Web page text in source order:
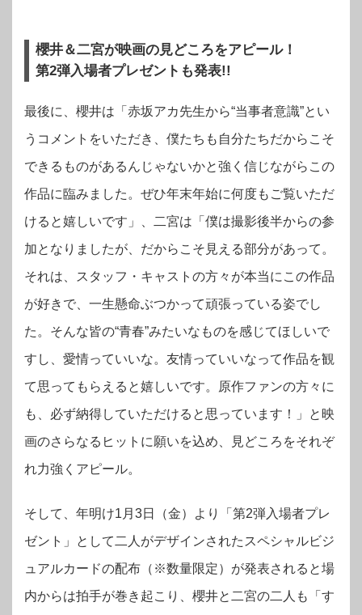
櫻井＆二宮が映画の見どころをアピール！
第2弾入場者プレゼントも発表!!
最後に、櫻井は「赤坂アカ先生から“当事者意識”とい
うコメントをいただき、僕たちも自分たちだからこそ
できるものがあるんじゃないかと強く信じながらこの
作品に臨みました。ぜひ年末年始に何度もご覧いただ
けると嬉しいです」、二宮は「僕は撮影後半からの参
加となりましたが、だからこそ見える部分があって。
それは、スタッフ・キャストの方々が本当にこの作品
が好きで、一生懸命ぶつかって頑張っている姿でし
た。そんな皆の“青春”みたいなものを感じてほしいで
すし、愛情っていいな。友情っていいなって作品を観
て思ってもらえると嬉しいです。原作ファンの方々に
も、必ず納得していただけると思っています！」と映
画のさらなるヒットに願いを込め、見どころをそれぞ
れ力強くアピール。
そして、年明け1月3日（金）より「第2弾入場者プレ
ゼント」として二人がデザインされたスペシャルビジ
ュアルカードの配布（※数量限定）が発表されると場
内からは拍手が巻き起こり、櫻井と二宮の二人も「す